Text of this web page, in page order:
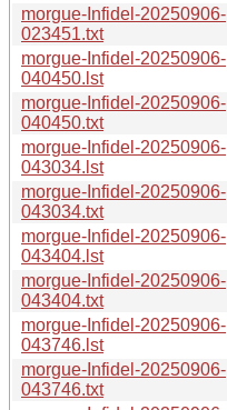
morgue-Infidel-20250906-
023451.txt
morgue-Infidel-20250906-
040450.lst
morgue-Infidel-20250906-
040450.txt
morgue-Infidel-20250906-
043034.lst
morgue-Infidel-20250906-
043034.txt
morgue-Infidel-20250906-
043404.lst
morgue-Infidel-20250906-
043404.txt
morgue-Infidel-20250906-
043746.lst
morgue-Infidel-20250906-
043746.txt